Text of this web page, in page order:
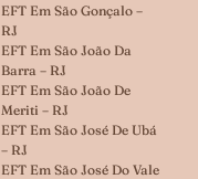
EFT Em São Gonçalo –
RJ
EFT Em São João Da
Barra – RJ
EFT Em São João De
Meriti – RJ
EFT Em São José De Ubá
– RJ
EFT Em São José Do Vale